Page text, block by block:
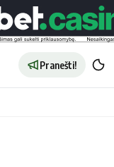
Pranešti!